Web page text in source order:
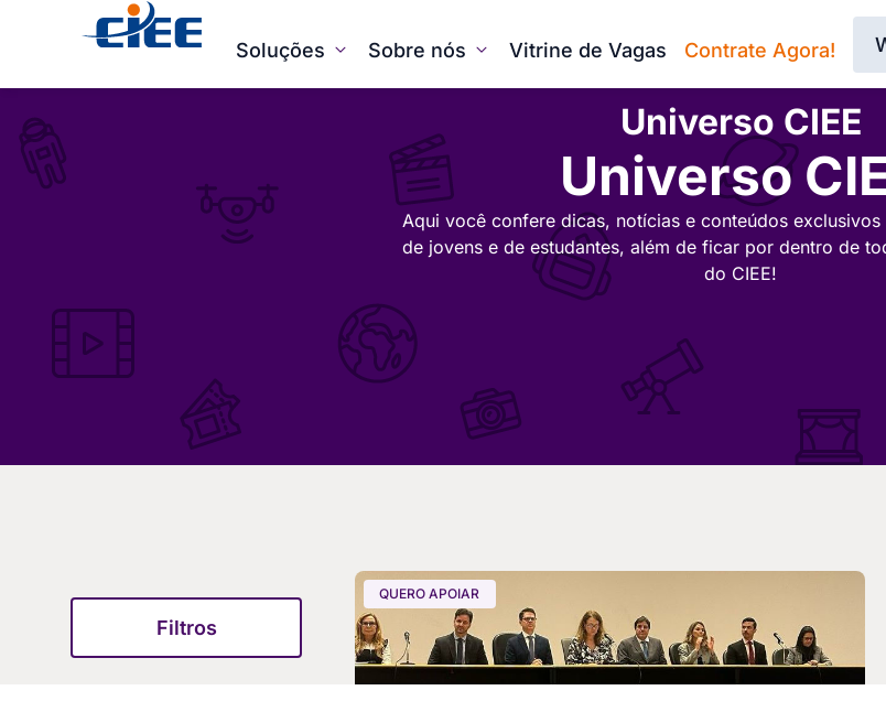
Soluções Sobre nós Vitrine de Vagas Contrate Agora!
Universo CIEE
Universo
Aqui você confere dicas, notícias e conteúdos
de jovens e de estudantes, além de ficar por dentro de
do CIEE!
Filtros
QUERO APOIAR